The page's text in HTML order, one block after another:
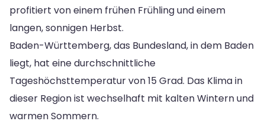
profitiert von einem frühen Frühling und einem
langen, sonnigen Herbst.
Baden-Württemberg, das Bundesland, in dem Baden
liegt, hat eine durchschnittliche
Tageshöchsttemperatur von 15 Grad. Das Klima in
dieser Region ist wechselhaft mit kalten Wintern und
warmen Sommern.